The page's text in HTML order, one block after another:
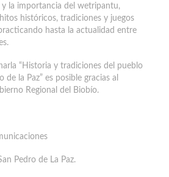
la importancia del wetripantu,
históricos, tradiciones y juegos
hasta la actualidad entre
“Historia y tradiciones del pueblo
de la Paz” es posible gracias al
Regional del Biobío.
Pedro de La Paz.